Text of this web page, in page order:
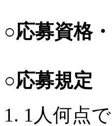
○応募資格
○応募規定
1人何点